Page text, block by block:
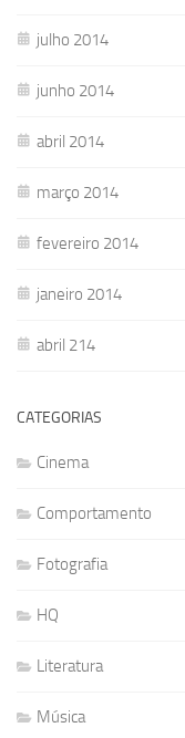
julho 2014
junho 2014
abril 2014
março 2014
fevereiro 2014
janeiro 2014
abril 214
CATEGORIAS
Cinema
Comportamento
Fotografia
HQ
Literatura
Música